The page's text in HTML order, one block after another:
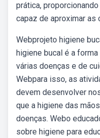
prática,
capaz de aproximar as
Webprojeto higiene
higiene bucal é a
várias doenças e de
Webpara isso, as
devem desenvolver
que a higiene das
doenças. Webo
sobre higiene para